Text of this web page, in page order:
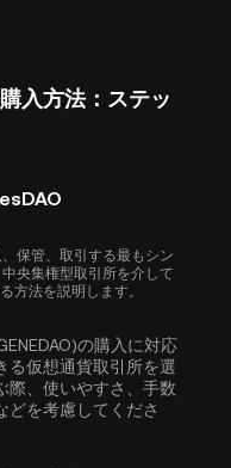
入方法：ステッ
保管、取引する最もシン
央集権型取引所を介して
方法を説明します。
の購入に対応
る仮想通貨取引所を選
際、使いやすさ、手数
どを考慮してくださ